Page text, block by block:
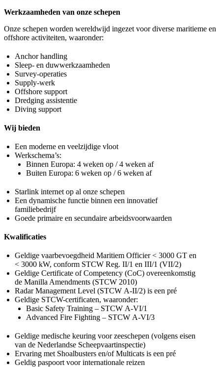
Werkzaamheden van onze schepen
Onze schepen worden wereldwijd ingezet voor diverse maritieme en
offshore activiteiten, waaronder:
Anchor handling
Sleep- en duwwerkzaamheden
Survey-operaties
Supply-werk
Offshore support
Dredging assistentie
Diving support
Wij bieden
Een moderne en veelzijdige vloot
Werkschema’s:
Binnen Europa: 4 weken op / 4 weken af
Buiten Europa: 6 weken op / 6 weken af
Starlink internet op al onze schepen
Een dynamische functie binnen een innovatief
familiebedrijf
Goede primaire en secundaire arbeidsvoorwaarden
Kwalificaties
Geldige vaarbevoegdheid Maritiem Officier < 3000 GT en
< 3000 kW, conform STCW Reg. II/1 en III/1 (VII/2)
Geldige Certificate of Competency (CoC) overeenkomstig
de Manilla Amendments (STCW 2010)
Radar Management Level (STCW A-II/2) is een pré
Geldige STCW-certificaten, waaronder:
Basic Safety Training – STCW A-VI/1
Advanced Fire Fighting – STCW A-VI/3
Geldige medische keuring voor zeeschepen (volgens eisen
van de Nederlandse Scheepvaartinspectie)
Ervaring met Shoalbusters en/of Multicats is een pré
Geldig paspoort voor internationale reizen